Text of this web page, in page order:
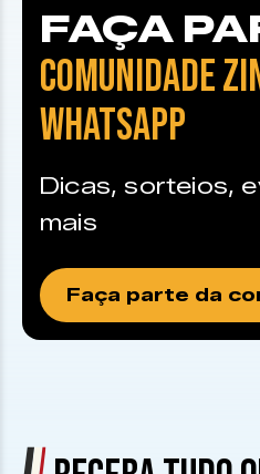
FAÇA
COMUNIDADE
WHATSAPP
Dicas, sorteios,
mais
Faça parte da